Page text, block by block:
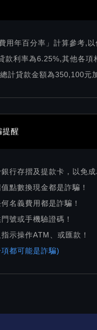
用年百分率」計算參考,
款利率為6.25%,其他各
計貸款金額為350,100元
提醒
行存摺及提款卡，以免成
點數換現金都是詐騙！
名義費用都是詐騙！
號或手機驗證碼！
示操作ATM、或匯款！
都可能是詐騙)